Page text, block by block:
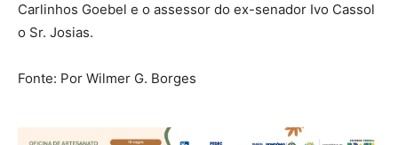
Carlinhos Goebel e o assessor do ex-senador Ivo Cassol
o Sr. Josias.
Fonte: Por Wilmer G. Borges